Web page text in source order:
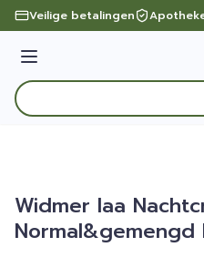
Ga naar de inhoud
Veilige betalingen
Menu
Product, merk, categorie...
Widmer Iaa
Normal&gemengd